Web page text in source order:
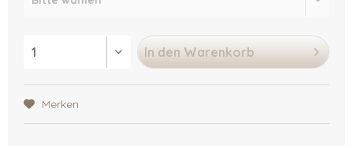
In den Warenkorb
Merken